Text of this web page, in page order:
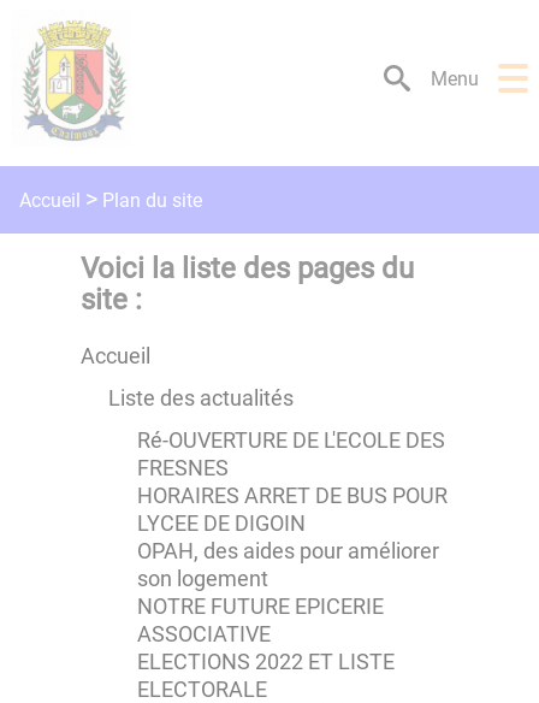
d'accès
rapide
menu
d'accès
rapide
contenu
d'accès
rapide
d'accès
rapide
pied
Menu
Accueil Plan du site
Voici la liste des pages du
site :
Accueil
Liste des actualités
Ré-OUVERTURE DE L'ECOLE DES
FRESNES
HORAIRES ARRET DE BUS POUR
LYCEE DE DIGOIN
OPAH, des aides pour améliorer
son logement
NOTRE FUTURE EPICERIE
ASSOCIATIVE
ELECTIONS 2022 ET LISTE
ELECTORALE